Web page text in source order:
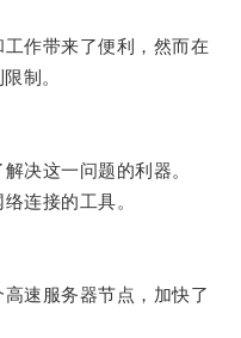
作带来了便利，然而在
制。
决这一问题的利器。
连接的工具。
速服务器节点，加快了